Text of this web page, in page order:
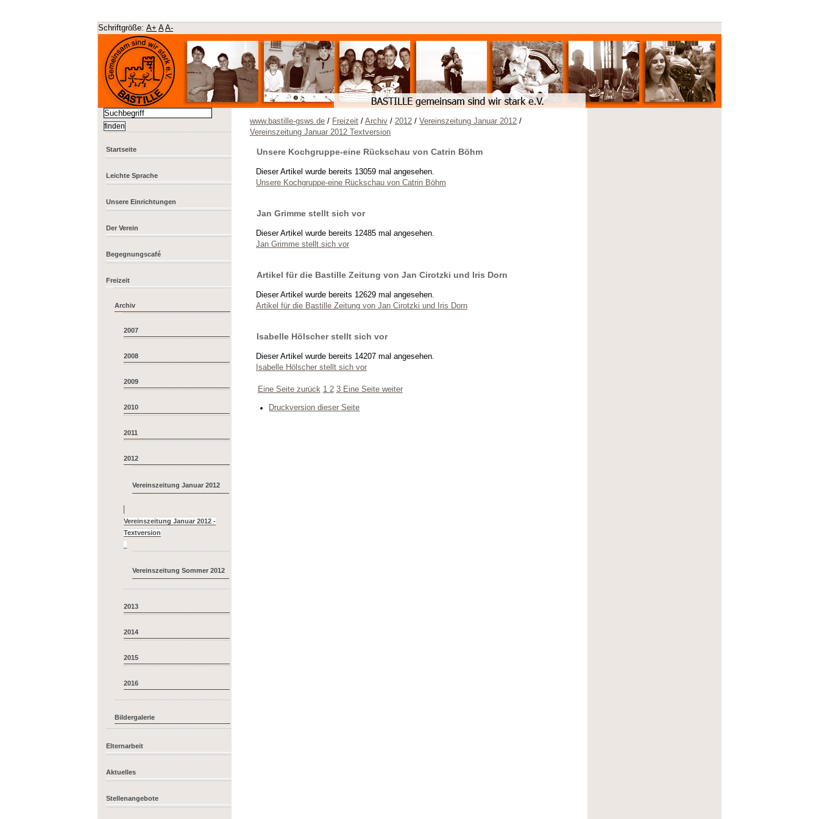
Schriftgröße: A+ A A-
Startseite
Leichte Sprache
Unsere Einrichtungen
Der Verein
Begegnungscafé
Freizeit
Archiv
2007
2008
2009
2010
2011
2012
Vereinszeitung Januar 2012
Vereinszeitung Januar 2012 -
Vereinszeitung Sommer 2012
2013
2014
2015
2016
Bildergalerie
Elternarbeit
Aktuelles
Stellenangebote
www.bastille-gsws.de / Freizeit / Archiv / 2012 / Vereinszeitung Januar 2012 /
Vereinszeitung Januar 2012 Textversion
Unsere Kochgruppe-eine Rückschau von Catrin Böhm
Dieser Artikel wurde bereits 13059 mal angesehen.
Unsere Kochgruppe-eine Rückschau von Catrin Böhm
Jan Grimme stellt sich vor
Dieser Artikel wurde bereits 12485 mal angesehen.
Jan Grimme stellt sich vor
Artikel für die Bastille Zeitung von Jan Cirotzki und Iris Dorn
Dieser Artikel wurde bereits 12629 mal angesehen.
Artikel für die Bastille Zeitung von Jan Cirotzki und Iris Dorn
Isabelle Hölscher stellt sich vor
Dieser Artikel wurde bereits 14207 mal angesehen.
Isabelle Hölscher stellt sich vor
Eine Seite zurück 1 2 3 Eine Seite weiter
Druckversion dieser Seite